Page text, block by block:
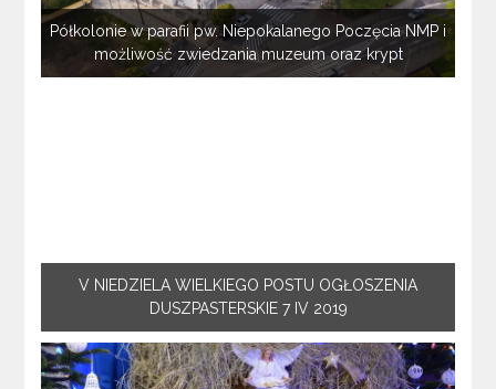
Półkolonie w parafii pw. Niepokalanego Poczęcia NMP i
możliwość zwiedzania muzeum oraz krypt
V NIEDZIELA WIELKIEGO POSTU OGŁOSZENIA
DUSZPASTERSKIE 7 IV 2019